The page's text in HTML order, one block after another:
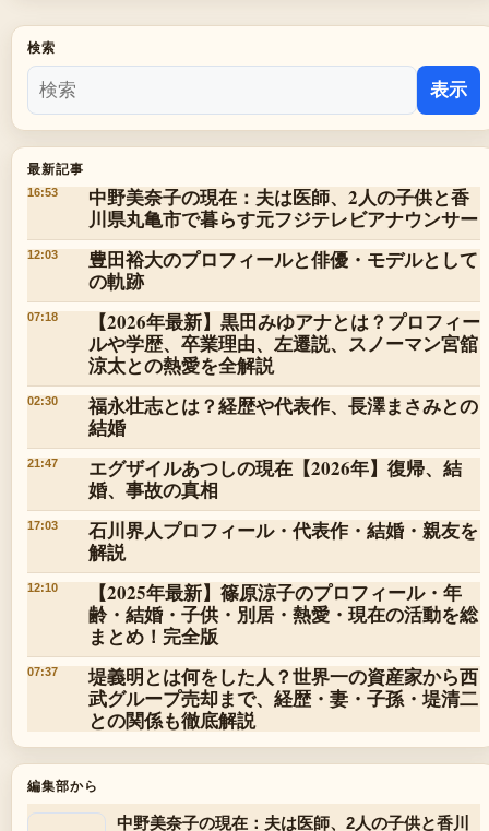
検索
表示
最新記事
16:53
中野美奈子の現在：夫は医師、2人の子供と香
川県丸亀市で暮らす元フジテレビアナウンサー
12:03
豊田裕大のプロフィールと俳優・モデルとして
の軌跡
07:18
【2026年最新】黒田みゆアナとは？プロフィー
ルや学歴、卒業理由、左遷説、スノーマン宮舘
涼太との熱愛を全解説
02:30
福永壮志とは？経歴や代表作、長澤まさみとの
結婚
21:47
エグザイルあつしの現在【2026年】復帰、結
婚、事故の真相
17:03
石川界人プロフィール・代表作・結婚・親友を
解説
12:10
【2025年最新】篠原涼子のプロフィール・年
齢・結婚・子供・別居・熱愛・現在の活動を総
まとめ！完全版
07:37
堤義明とは何をした人？世界一の資産家から西
武グループ売却まで、経歴・妻・子孫・堤清二
との関係も徹底解説
編集部から
中野美奈子の現在：夫は医師、2人の子供と香川